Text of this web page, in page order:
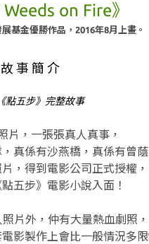
Weeds on Fire》
基金優勝作品，2016年8月上畫。
故 事 簡 介
點五步》完整故事
片，一張張真人真事，
，真係有沙燕橋，真係有曾
，得到電影公司正式授權，
五步》電影小說入面！
片外，仲有大量熱血劇照，
影製作上會比一般情況多限